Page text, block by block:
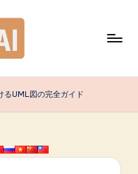
るUML図の完全ガイド